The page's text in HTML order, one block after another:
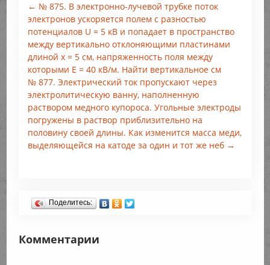
← № 875. В электронно-лучевой трубке поток
электронов ускоряется полем с разностью
потенциалов U = 5 кВ и попадает в пространство
между вертикально отклоняющими пластинами
длиной х = 5 см, напряженность поля между
которыми Е = 40 кВ/м. Найти вертикальное см
№ 877. Электрический ток пропускают через
электролитическую ванну, наполненную
раствором медного купороса. Угольные электроды
погружены в раствор приблизительно на
половину своей длины. Как изменится масса меди,
выделяющейся на катоде за один и тот же неб →
Поделитесь:
Комментарии